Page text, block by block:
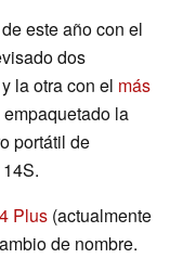
este año con el
dos
y la otra con el más
empaquetado la
portátil de
Plus (actualmente
de nombre.